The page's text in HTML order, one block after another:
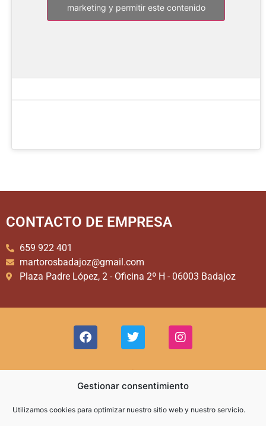
Gestionar consentimiento
Utilizamos cookies para optimizar nuestro sitio web y nuestro servicio.
marketing y permitir este contenido
CONTACTO DE EMPRESA
659 922 401
martorosbadajoz@gmail.com
Plaza Padre López, 2 - Oficina 2º H - 06003 Badajoz